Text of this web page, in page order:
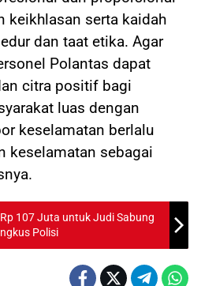
keikhlasan serta kaidah
dan taat etika. Agar
Polantas dapat
citra positif bagi
luas dengan
keselamatan berlalu
keselamatan sebagai
107 Juta untuk Judi Sabung
Polisi